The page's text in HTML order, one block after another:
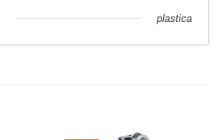
plastica